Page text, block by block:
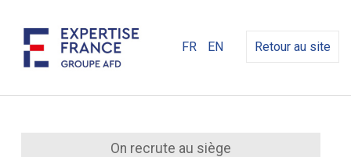
FR EN Retour au site
On recrute au siège